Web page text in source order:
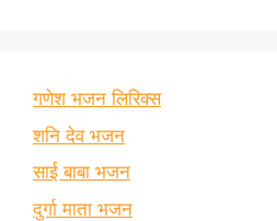
गणेश भजन लिरिक्स
शनि देव भजन
साई बाबा भजन
दुर्गा माता भजन